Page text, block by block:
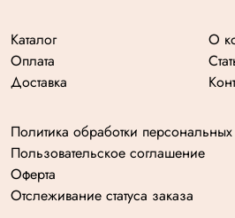
Каталог
Оплата
Доставка
О
Политика обработки
Пользовательское соглашение
Оферта
Отслеживание статуса заказа